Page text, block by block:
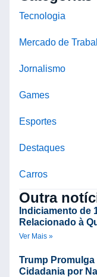
Tecnologia
Mercado de
Jornalismo
Games
Esportes
Destaques
Carros
Outra
Indiciamento de
Relacionado à
Ver Mais »
Trump
Cidadania por